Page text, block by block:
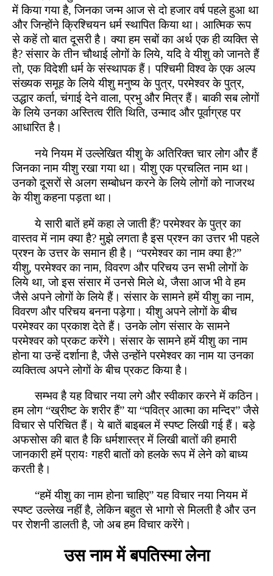
में किया गया है, जिनका जन्म आज से दो हजार वर्ष पहले हुआ था
और जिन्होंने क्रिश्चियन धर्म स्थापित किया था। आत्मिक रूप
से कहें तो बात दूसरी है। क्या हम सबों का अर्थ एक ही व्यक्ति से
है? संसार के तीन चौथाई लोगों के लिये, यदि वे यीशु को जानते हैं
तो, एक विदेशी धर्म के संस्थापक हैं। पश्चिमी विश्व के एक अल्प
संख्यक समूह के लिये यीशु मनुष्य के पुत्र, परमेश्वर के पुत्र,
उद्धार कर्ता, चंगाई देने वाला, प्रभु और मित्र हैं। बाकी सब लोगों
के लिये उनका अस्तित्व रीति थिति, उन्माद और पूर्वाग्रह पर
आधारित है।
नये नियम में उल्लेखित यीशु के अतिरिक्त चार लोग और हैं
जिनका नाम यीशु रखा गया था। यीशु एक प्रचलित नाम था।
उनको दूसरों से अलग सम्बोधन करने के लिये लोगों को नाजरथ
के यीशु कहना पड़ता था।
ये सारी बातें हमें कहा ले जाती हैं? परमेश्वर के पुत्र का
वास्तव में नाम क्या है? मुझे लगता है इस प्रश्न का उत्तर भी पहले
प्रश्न के उत्तर के समान ही है। “परमेश्वर का नाम क्या है?”
यीशु, परमेश्वर का नाम, विवरण और परिचय उन सभी लोगों के
लिये था, जो इस संसार में उनसे मिले थे, जैसा आज भी वे हम
जैसे अपने लोगों के लिये हैं। संसार के सामने हमें यीशु का नाम,
विवरण और परिचय बनना पड़ेगा। यीशु अपने लोगों के बीच
परमेश्वर का प्रकाश देते हैं। उनके लोग संसार के सामने
परमेश्वर को प्रकट करेंगे। संसार के सामने हमें यीशु का नाम
होना या उन्हें दर्शाना है, जैसे उन्होंने परमेश्वर का नाम या उनका
व्यक्तित्व अपने लोगों के बीच प्रकट किया है।
सम्भव है यह विचार नया लगे और स्वीकार करने में कठिन।
हम लोग “ख्रीष्ट के शरीर हैं” या “पवित्र आत्मा का मन्दिर” जैसे
विचार से परिचित हैं। ये बातें बाइबल में स्पष्ट लिखी गई हैं। बड़े
अफसोस की बात है कि धर्मशास्त्र में लिखी बातों की हमारी
जानकारी हमें प्रायः गहरी बातों को हलके रूप में लेने को बाध्य
करती है।
“हमें यीशु का नाम होना चाहिए” यह विचार नया नियम में
स्पष्ट उल्लेख नहीं है, लेकिन बहुत से भागो से मिलती है और उन
पर रोशनी डालती है, जो अब हम विचार करेंगे।
उस नाम में बपतिस्मा लेना